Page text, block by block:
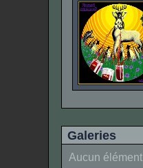
Galeries
Aucun élément